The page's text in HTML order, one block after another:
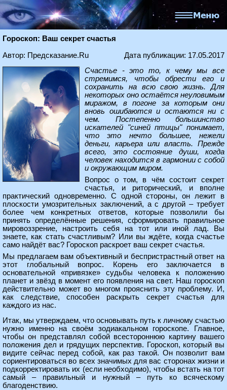
Гороскоп: Ваш секрет счастья
Автор: Предсказание.Ru
Дата публикации: 17.05.2017
Счастье - это то, к чему мы все
стремимся, чтобы обрести его и
сохранить на всю свою жизнь. Для
некоторых оно остаётся неуловимым
миражом, в погоне за которым они
вновь ошибаются и остаются ни с
чем. Постепенно большинство
искателей "синей птицы" понимает,
что это нечто большее, нежели
деньги, карьера или власть. Прежде
всего, это состояние души, когда
человек находится в гармонии с собой
и окружающим миром.
Вопрос о том, в чём состоит секрет
счастья, и риторический, и вполне
практический одновременно. С одной стороны, он лежит в
плоскости умозрительных заключений, а с другой – требует
более чем конкретных ответов, которые позволили бы
принять определённые решения, сформировать правильное
мировоззрение, настроить себя на тот или иной лад. Вы
знаете, как стать счастливым? Или вы ждёте, когда счастье
само найдёт вас? Гороскоп раскроет ваш секрет счастья.
Мы предлагаем вам объективный и беспристрастный ответ на
этот глобальный вопрос. Корень его заключается в
основательной «привязке» судьбы человека к положению
планет и звёзд в момент его появления на свет. Наш гороскоп
действительно может во многом прояснить эту проблему. И,
как следствие, способен раскрыть секрет счастья для
каждого из нас.
Итак, мы утверждаем, что основывать путь к личному счастью
нужно именно на своём зодиакальном гороскопе. Главное,
чтобы он представлял собой всестороннюю картину вашего
положения дел и грядущих перспектив. Гороскоп, который вы
видите сейчас перед собой, как раз такой. Он позволит вам
сориентироваться во всех значимых для вас сторонах жизни и
подкорректировать их (если необходимо), чтобы встать на тот
самый – правильный и нужный – путь ко всяческому
благоденствию.